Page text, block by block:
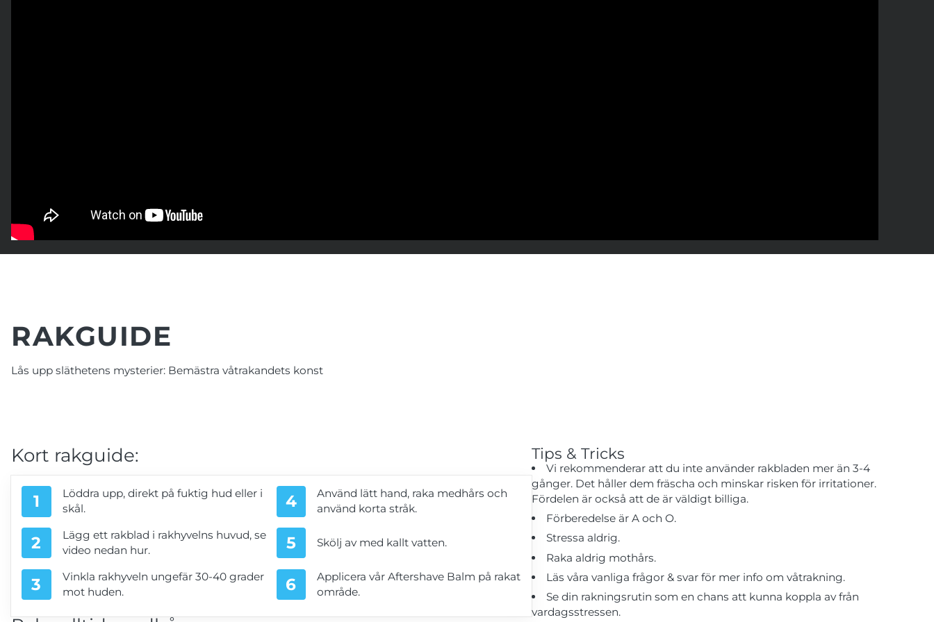
RAKGUIDE
Lås upp släthetens mysterier: Bemästra våtrakandets konst
Kort rakguide:
Löddra upp, direkt på fuktig hud eller i
skål.
Lägg ett rakblad i rakhyvelns huvud, se
video nedan hur.
Vinkla rakhyveln ungefär 30-40 grader
mot huden.
Använd lätt hand, raka medhårs och
använd korta stråk.
Skölj av med kallt vatten.
Applicera vår Aftershave Balm på rakat
område.
Tips & Tricks
Vi rekommenderar att du inte använder rakbladen mer än 3-4
gånger. Det håller dem fräscha och minskar risken för irritationer.
Fördelen är också att de är väldigt billiga.
Förberedelse är A och O.
Stressa aldrig.
Raka aldrig mothårs.
Läs våra vanliga frågor & svar för mer info om våtrakning.
Se din rakningsrutin som en chans att kunna koppla av från
vardagsstressen.